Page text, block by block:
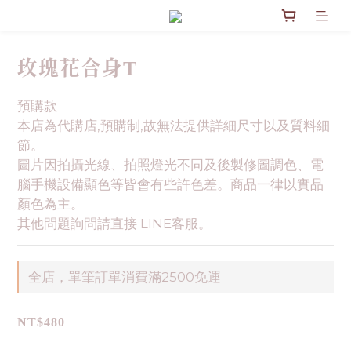
玫瑰花合身T
預購款
本店為代購店,預購制,故無法提供詳細尺寸以及質料細
節。
圖片因拍攝光線、拍照燈光不同及後製修圖調色、電
腦手機設備顯色等皆會有些許色差。商品一律以實品
顏色為主。
其他問題詢問請直接 LINE客服。
全店，單筆訂單消費滿2500免運
NT$480